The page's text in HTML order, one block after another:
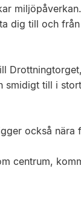
miljöpåverkan.
dig till och
till i
också nära
centrum,